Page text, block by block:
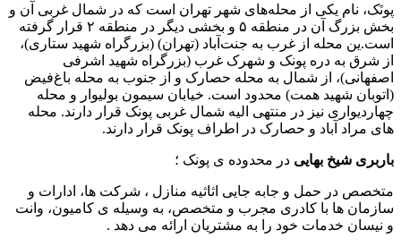
پونَک، نام یکی از محله‌های شهر تهران است که در شمال غربی آن و
بخش بزرگ آن در منطقه ۵ و بخشی دیگر در منطقه ۲ قرار گرفته
است.ین محله از غرب به جنت‌آباد (تهران) (بزرگراه شهید ستاری)،
از شرق به دره پونک و شهرک غرب (بزرگراه شهید اشرفی
اصفهانی)، از شمال به محله حصارک و از جنوب به محله باغ‌فیض
(اتوبان شهید همت) محدود است. خیابان سیمون بولیوار و محله
چهاردیواری نیز در منتهی الیه شمال غربی پونک قرار دارند. محله
های مراد آباد و حصارک در اطراف پونک قرار دارند.
باربری شیخ بهایی در محدوده ی پونک ؛
متخصص در حمل و جابه جایی اثاثیه منازل ، شرکت ها، ادارات و
سازمان ها با کادری مجرب و متخصص، به وسیله ی کامیون، وانت
و نیسان خدمات خود را به مشتریان ارائه می دهد .